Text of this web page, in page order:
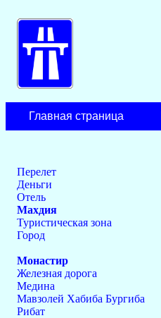
Главная страница
Перелет
Деньги
Отель
Махдия
Туристическая зона
Город
Монастир
Железная дорога
Медина
Мавзолей Хабиба Бургиба
Рибат